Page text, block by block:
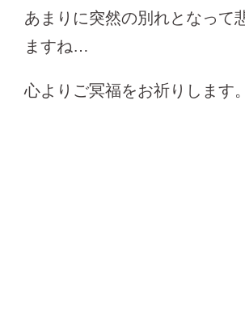
あまりに突然の別れとなって
ますね…
心よりご冥福をお祈りします。